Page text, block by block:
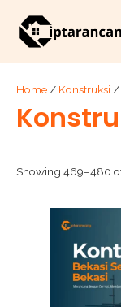
content
Home / Konstruksi /
Showing 469–480